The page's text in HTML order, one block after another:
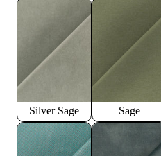
Silver Sage Sage